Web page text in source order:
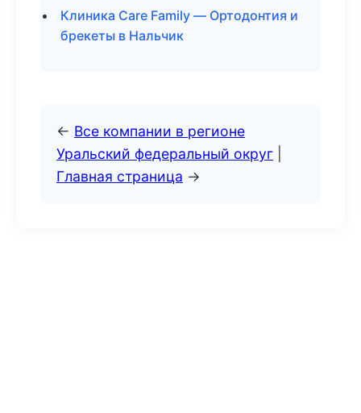
Клиника Care Family — Ортодонтия и
брекеты в Нальчик
← Все компании в регионе
Уральский федеральный округ
Главная страница →